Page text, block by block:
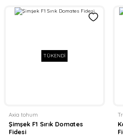
TÜKENDİ
Axia tohum
Şimşek F1 Sırık Domates
Fidesi